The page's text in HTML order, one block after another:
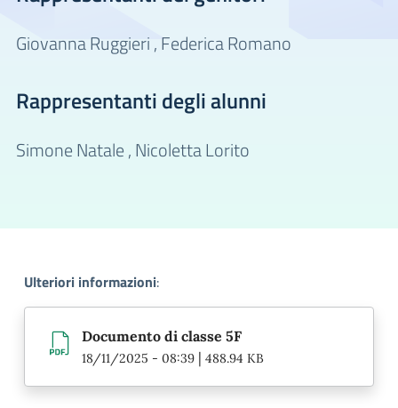
Giovanna Ruggieri ,Federica Romano
Rappresentanti degli alunni
Simone Natale ,Nicoletta Lorito
Ulteriori informazioni:
Documento di classe 5F
18/11/2025 - 08:39 | 488.94 KB